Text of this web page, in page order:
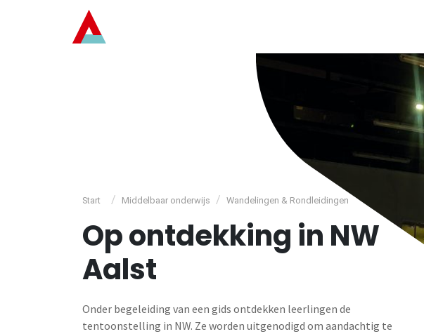
Start / Middelbaar onderwijs / Wandelingen & Rondleidingen
Op ontdekking in NW
Aalst
Onder begeleiding van een gids ontdekken leerlingen de
tentoonstelling in NW. Ze worden uitgenodigd om aandachtig te